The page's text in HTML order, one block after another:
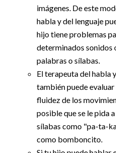
imágenes. De este
habla y del lenguaje
hijo tiene problemas
determinados sonidos
palabras o sílabas.
El terapeuta del habla
también puede
fluidez de los
posible que se le pida
sílabas como "pa-ta-
como bomboncito.